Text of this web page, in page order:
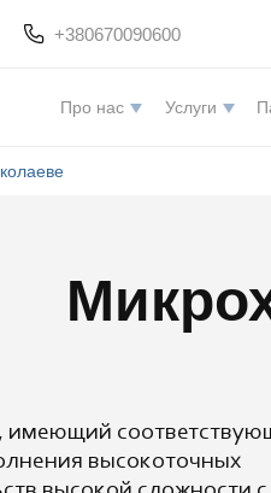
+380670090600
Про нас Услуги
имеющий
высокоточных